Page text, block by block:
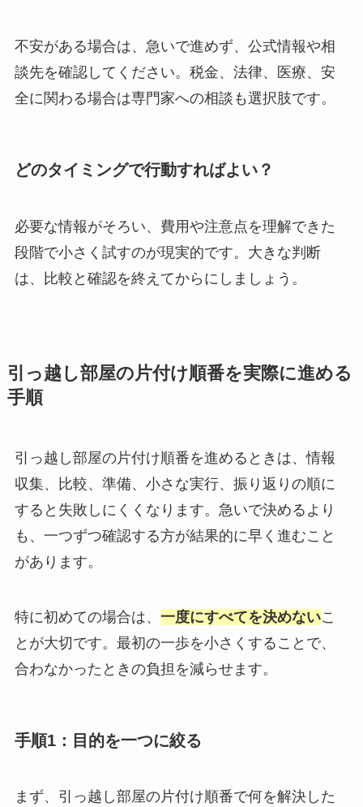
不安がある場合は、急いで進めず、公式情報や相
談先を確認してください。税金、法律、医療、安
全に関わる場合は専門家への相談も選択肢です。
どのタイミングで行動すればよい？
必要な情報がそろい、費用や注意点を理解できた
段階で小さく試すのが現実的です。大きな判断
は、比較と確認を終えてからにしましょう。
引っ越し部屋の片付け順番を実際に進める
手順
引っ越し部屋の片付け順番を進めるときは、情報
収集、比較、準備、小さな実行、振り返りの順に
すると失敗しにくくなります。急いで決めるより
も、一つずつ確認する方が結果的に早く進むこと
があります。
特に初めての場合は、 一度にすべてを決めないこ
とが大切です。最初の一歩を小さくすることで、
合わなかったときの負担を減らせます。
手順1：目的を一つに絞る
まず、引っ越し部屋の片付け順番で何を解決した